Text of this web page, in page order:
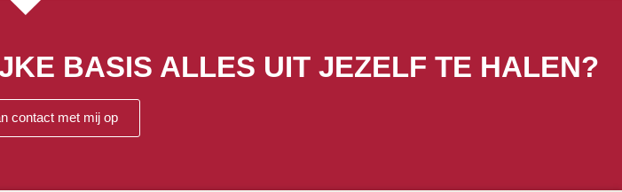
BASIS ALLES UIT JEZELF TE HALEN?
contact met mij op